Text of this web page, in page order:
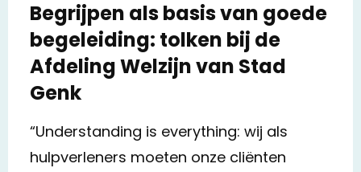
Begrijpen als basis van goede
begeleiding: tolken bij de
Afdeling Welzijn van Stad
Genk
“Understanding is everything: wij als
hulpverleners moeten onze cliënten